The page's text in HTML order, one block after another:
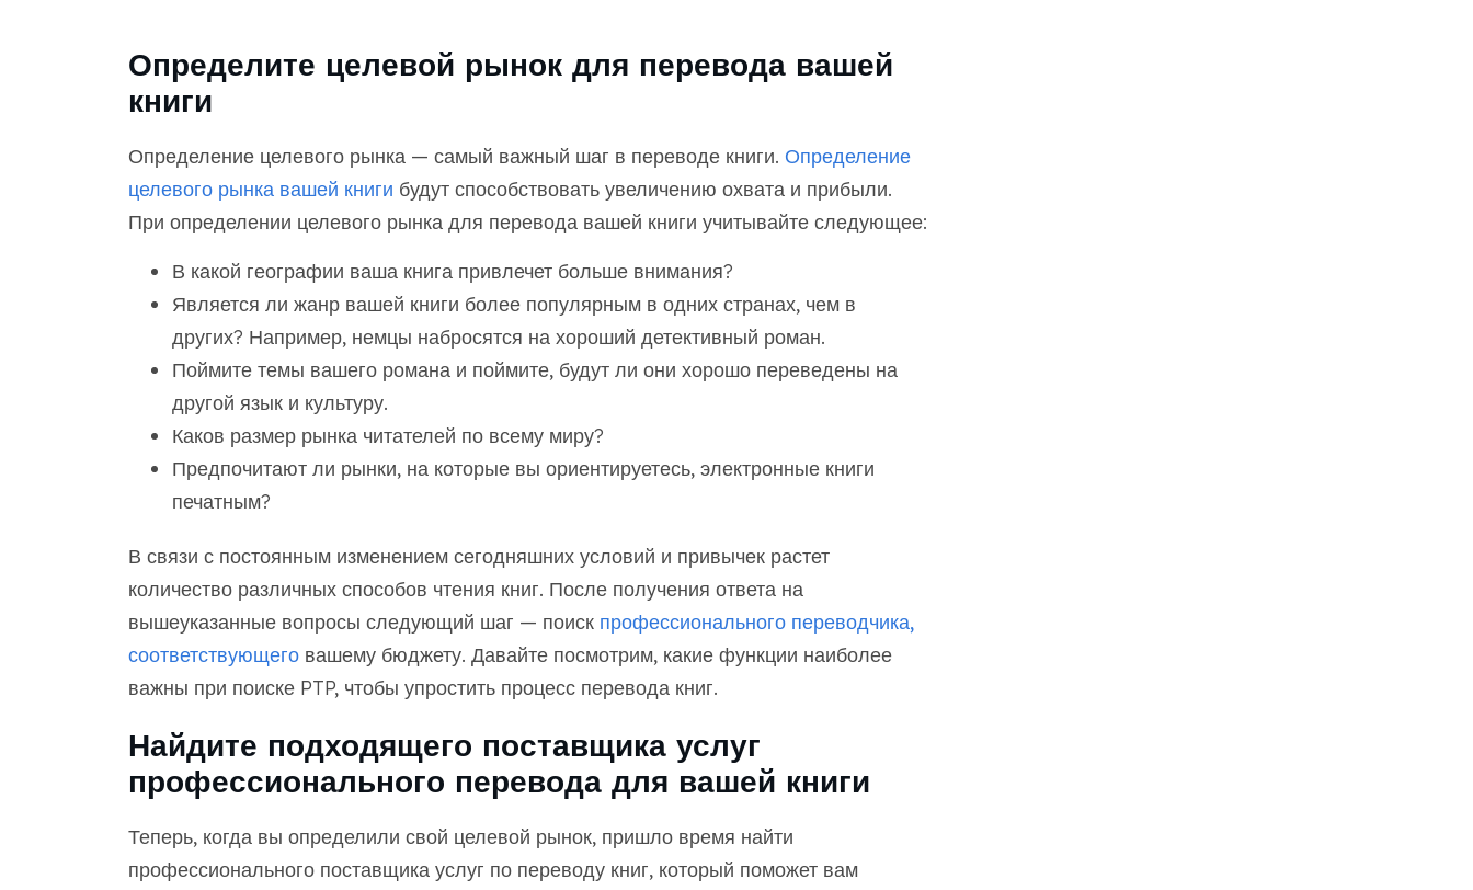
Определите целевой рынок для перевода вашей
книги
Определение целевого рынка — самый важный шаг в переводе книги. Определение
целевого рынка вашей книги будут способствовать увеличению охвата и прибыли.
При определении целевого рынка для перевода вашей книги учитывайте следующее:
В какой географии ваша книга привлечет больше внимания?
Является ли жанр вашей книги более популярным в одних странах, чем в
других? Например, немцы набросятся на хороший детективный роман.
Поймите темы вашего романа и поймите, будут ли они хорошо переведены на
другой язык и культуру.
Каков размер рынка читателей по всему миру?
Предпочитают ли рынки, на которые вы ориентируетесь, электронные книги
печатным?
В связи с постоянным изменением сегодняшних условий и привычек растет
количество различных способов чтения книг. После получения ответа на
вышеуказанные вопросы следующий шаг — поиск профессионального переводчика,
соответствующеговашему бюджету. Давайте посмотрим, какие функции наиболее
важны при поиске PTP, чтобы упростить процесс перевода книг.
Найдите подходящего поставщика услуг
профессионального перевода для вашей книги
Теперь, когда вы определили свой целевой рынок, пришло время найти
профессионального поставщика услуг по переводу книг, который поможет вам